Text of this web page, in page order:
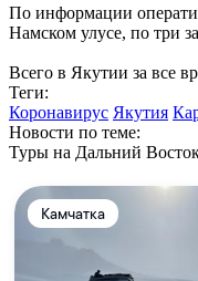
По информации
Намском улусе, по три
Всего в Якутии за все
Теги:
Коронавирус Якутия
Новости по теме:
Туры на Дальний